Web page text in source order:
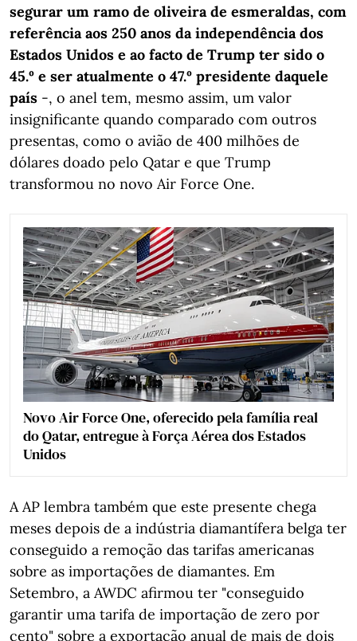
segurar um ramo de oliveira de esmeraldas, com
referência aos 250 anos da independência dos
Estados Unidos e ao facto de Trump ter sido o
45.º e ser atualmente o 47.º presidente daquele
país -, o anel tem, mesmo assim, um valor
insignificante quando comparado com outros
presentas, como o avião de 400 milhões de
dólares doado pelo Qatar e que Trump
transformou no novo Air Force One.
Novo Air Force One, oferecido pela família real
do Qatar, entregue à Força Aérea dos Estados
Unidos
A AP lembra também que este presente chega
meses depois de a indústria diamantífera belga ter
conseguido a remoção das tarifas americanas
sobre as importações de diamantes. Em
Setembro, a AWDC afirmou ter "conseguido
garantir uma tarifa de importação de zero por
cento" sobre a exportação anual de mais de dois